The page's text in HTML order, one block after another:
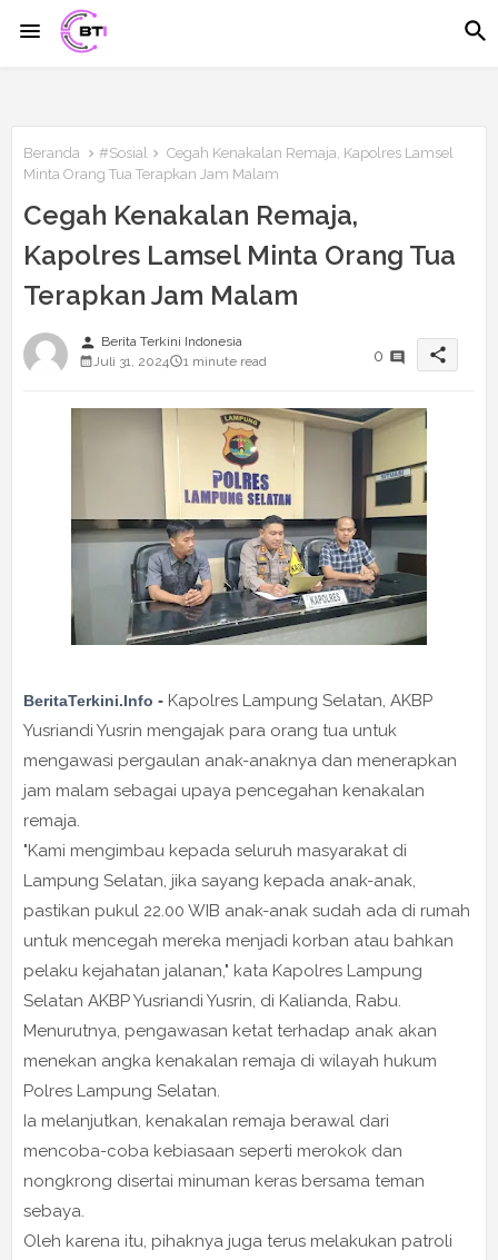
Beranda #Sosial
Cegah Kenakalan Remaja, Kapolres Lamsel
Minta Orang Tua Terapkan Jam Malam
Cegah Kenakalan Remaja,
Kapolres Lamsel Minta Orang Tua
Terapkan Jam Malam
person Berita Terkini Indonesia
Juli 31, 2024
1 minute read 0 share
BeritaTerkini.Info - Kapolres Lampung Selatan, AKBP
Yusriandi Yusrin mengajak para orang tua untuk
mengawasi pergaulan anak-anaknya dan menerapkan
jam malam sebagai upaya pencegahan kenakalan
remaja.
"Kami mengimbau kepada seluruh masyarakat di
Lampung Selatan, jika sayang kepada anak-anak,
pastikan pukul 22.00 WIB anak-anak sudah ada di rumah
untuk mencegah mereka menjadi korban atau bahkan
pelaku kejahatan jalanan," kata Kapolres Lampung
Selatan AKBP Yusriandi Yusrin, di Kalianda, Rabu.
Menurutnya, pengawasan ketat terhadap anak akan
menekan angka kenakalan remaja di wilayah hukum
Polres Lampung Selatan.
Ia melanjutkan, kenakalan remaja berawal dari
mencoba-coba kebiasaan seperti merokok dan
nongkrong disertai minuman keras bersama teman
sebaya.
Oleh karena itu, pihaknya juga terus melakukan patroli